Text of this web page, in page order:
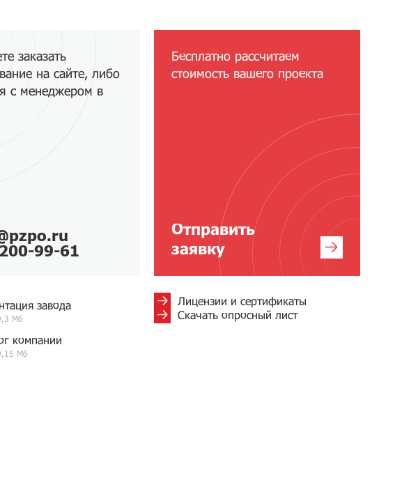
заказать
на сайте, либо
с менеджером в
200-99-61
завода
Мб
компании
Мб
Бесплатно рассчитаем
стоимость вашего проекта
Отправить
заявку
Лицензии и сертификаты
Скачать опросный лист